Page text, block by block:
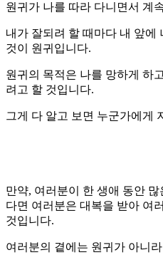
원귀가 나를 따라 다니면서 계
내가 잘되려 할 때마다 내 앞에
것이 원귀입니다.
원귀의 목적은 나를 망하게 하
려고 할 것입니다.
그게 다 알고 보면 누군가에게
만약, 여러분이 한 생애 동안
다면 여러분은 대복을 받아 여
것입니다.
여러분의 곁에는 원귀가 아니